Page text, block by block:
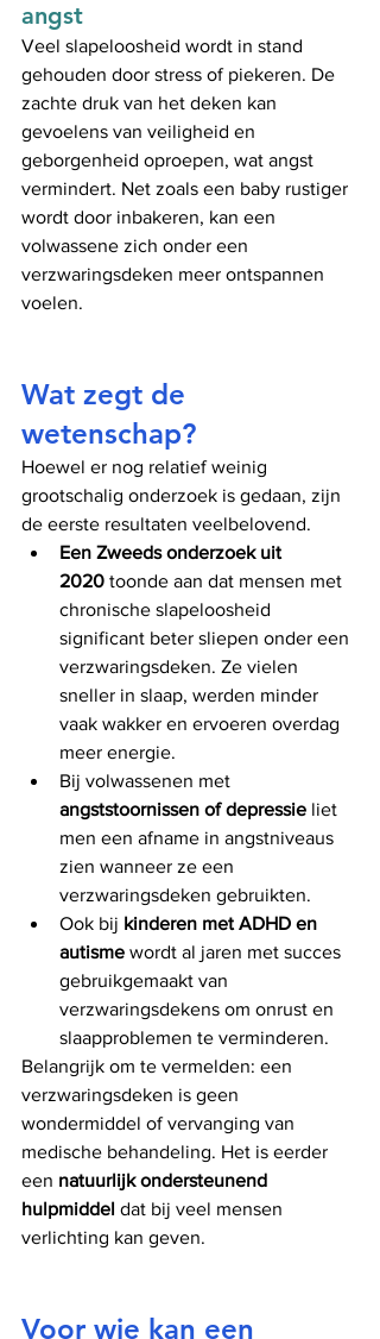
angst
Veel slapeloosheid wordt in stand
gehouden door stress of piekeren. De
zachte druk van het deken kan
gevoelens van veiligheid en
geborgenheid oproepen, wat angst
vermindert. Net zoals een baby rustiger
wordt door inbakeren, kan een
volwassene zich onder een
verzwaringsdeken meer ontspannen
voelen.
Wat zegt de
wetenschap?
Hoewel er nog relatief weinig
grootschalig onderzoek is gedaan, zijn
de eerste resultaten veelbelovend.
Een Zweeds onderzoek uit
2020 toonde aan dat mensen met
chronische slapeloosheid
significant beter sliepen onder een
verzwaringsdeken. Ze vielen
sneller in slaap, werden minder
vaak wakker en ervoeren overdag
meer energie.
Bij volwassenen met
angststoornissen of depressie liet
men een afname in angstniveaus
zien wanneer ze een
verzwaringsdeken gebruikten.
Ook bij kinderen met ADHD en
autisme wordt al jaren met succes
gebruikgemaakt van
verzwaringsdekens om onrust en
slaapproblemen te verminderen.
Belangrijk om te vermelden: een
verzwaringsdeken is geen
wondermiddel of vervanging van
medische behandeling. Het is eerder
een natuurlijk ondersteunend
hulpmiddel dat bij veel mensen
verlichting kan geven.
Voor wie kan een